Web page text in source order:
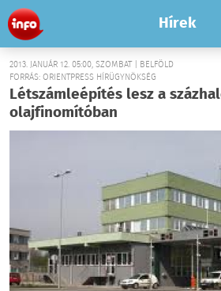
Hírek
2013. JANUÁR 12. 05:00, SZOMBAT | BELFÖLD
FORRÁS: ORIENTPRESS HÍRÜGYNÖKSÉG
Létszámleépítés lesz a
olajfinomítóban